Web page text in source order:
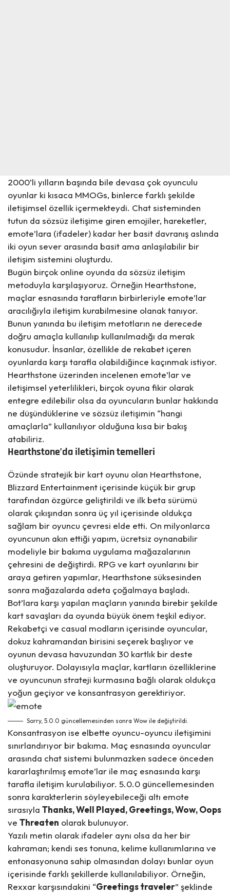
2000’li yılların başında bile devasa çok oyunculu
oyunlar ki kısaca MMOGs, binlerce farklı şekilde
iletişimsel özellik içermekteydi. Chat sisteminden
tutun da sözsüz iletişime giren emojiler, hareketler,
emote’lara (ifadeler) kadar her basit davranış aslında
iki oyun sever arasında basit ama anlaşılabilir bir
iletişim sistemini oluşturdu.
Bugün birçok online oyunda da sözsüz iletişim
metoduyla karşılaşıyoruz. Örneğin Hearthstone,
maçlar esnasında tarafların birbirleriyle emote’lar
aracılığıyla iletişim kurabilmesine olanak tanıyor.
Bunun yanında bu iletişim metotların ne derecede
doğru amaçla kullanılıp kullanılmadığı da merak
konusudur. İnsanlar, özellikle de rekabet içeren
oyunlarda karşı tarafla olabildiğince kaçınmak istiyor.
Hearthstone üzerinden incelenen emote’lar ve
iletişimsel yeterlilikleri, birçok oyuna fikir olarak
entegre edilebilir olsa da oyuncuların bunlar hakkında
ne düşündüklerine ve sözsüz iletişimin “hangi
amaçlarla” kullanılıyor olduğuna kısa bir bakış
atabiliriz.
Hearthstone’da iletişimin temelleri
Özünde stratejik bir kart oyunu olan Hearthstone,
Blizzard Entertainment içerisinde küçük bir grup
tarafından özgürce geliştirildi ve ilk beta sürümü
olarak çıkışından sonra üç yıl içerisinde oldukça
sağlam bir oyuncu çevresi elde etti. On milyonlarca
oyuncunun akın ettiği yapım, ücretsiz oynanabilir
modeliyle bir bakıma uygulama mağazalarının
çehresini de değiştirdi. RPG ve kart oyunlarını bir
araya getiren yapımlar, Hearthstone süksesinden
sonra mağazalarda adeta çoğalmaya başladı.
Bot’lara karşı yapılan maçların yanında birebir şekilde
kart savaşları da oyunda büyük önem teşkil ediyor.
Rekabetçi ve casual modların içerisinde oyuncular,
dokuz kahramandan birisini seçerek başlıyor ve
oyunun devasa havuzundan 30 kartlık bir deste
oluşturuyor. Dolayısıyla maçlar, kartların özelliklerine
ve oyuncunun strateji kurmasına bağlı olarak oldukça
yoğun geçiyor ve konsantrasyon gerektiriyor.
Sorry, 5.0.0 güncellemesinden sonra Wow ile değiştirildi.
Konsantrasyon ise elbette oyuncu-oyuncu iletişimini
sınırlandırıyor bir bakıma. Maç esnasında oyuncular
arasında chat sistemi bulunmazken sadece önceden
kararlaştırılmış emote’lar ile maç esnasında karşı
tarafla iletişim kurulabiliyor. 5.0.0 güncellemesinden
sonra karakterlerin söyleyebileceği altı emote
sırasıyla Thanks, Well Played, Greetings, Wow, Oops
ve Threaten olarak bulunuyor.
Yazılı metin olarak ifadeler aynı olsa da her bir
kahraman; kendi ses tonuna, kelime kullanımlarına ve
entonasyonuna sahip olmasından dolayı bunlar oyun
içerisinde farklı şekillerde kullanılabiliyor. Örneğin,
Rexxar karşısındakini “Greetings traveler” şeklinde